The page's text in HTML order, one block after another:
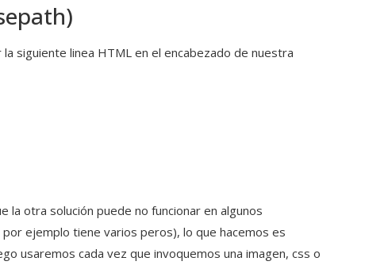
siguiente linea HTML en el encabezado de nuestra
la otra solución puede no funcionar en algunos
ejemplo tiene varios peros), lo que hacemos es
usaremos cada vez que invoquemos una imagen, css o